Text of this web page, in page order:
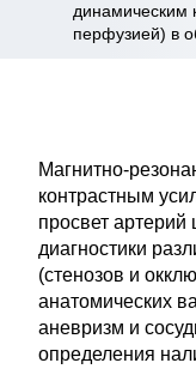
динамическим
перфузией) в
Магнитно-
контрастным
просвет
диагностики
(стенозов и
анатомических
аневризм и
определения